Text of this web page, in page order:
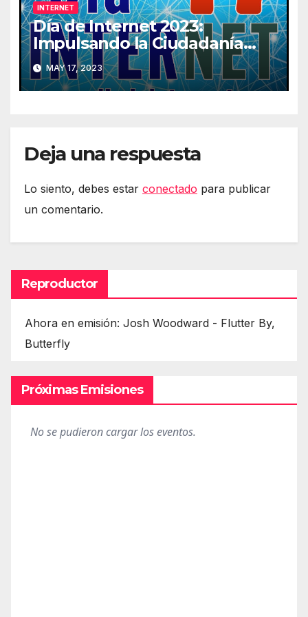
INTERNET
Día de Internet 2023:
Impulsando la Ciudadanía
Digital
MAY 17, 2023
Deja una respuesta
Lo siento, debes estar conectado para publicar
un comentario.
Reproductor
Ahora en emisión: Josh Woodward - Flutter By,
Butterfly
Próximas Emisiones